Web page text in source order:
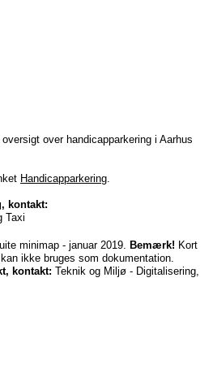
over handicapparkering i Aarhus
Handicapparkering.
kontakt:
Taxi
minimap - januar 2019. Bemærk! Kort
ikke bruges som dokumentation.
kontakt: Teknik og Miljø - Digitalisering,